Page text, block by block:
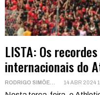
LISTA: Os
internacionais do
14 ABR 2024